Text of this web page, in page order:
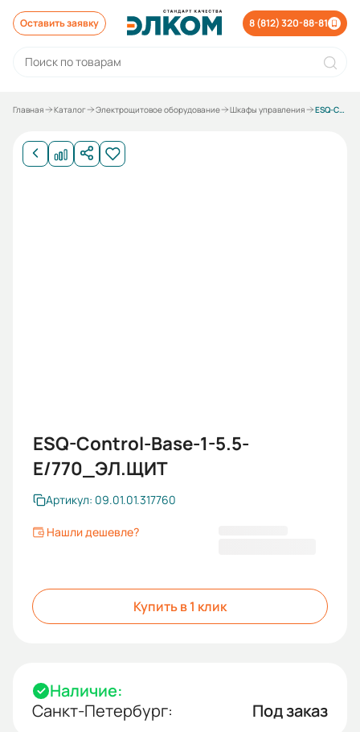
Оставить заявку 8 (812) 320-88-81
Главная Каталог Электрощитовое оборудование Шкафы управления ESQ-Control-Base-1-5.5-E/770_ЭЛ.ЩИТ
ESQ-Control-Base-1-5.5-
E/770_ЭЛ.ЩИТ
Артикул: 09.01.01.317760
Нашли дешевле?
Купить в 1 клик
Наличие:
Санкт-Петербург:
Под заказ